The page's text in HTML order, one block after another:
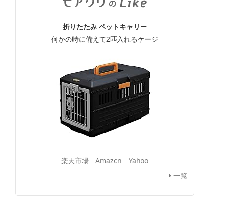
折りたたみ ペットキャリー
何かの時に備えて2匹入れるケージ
楽天市場 Amazon
Yahoo
一覧